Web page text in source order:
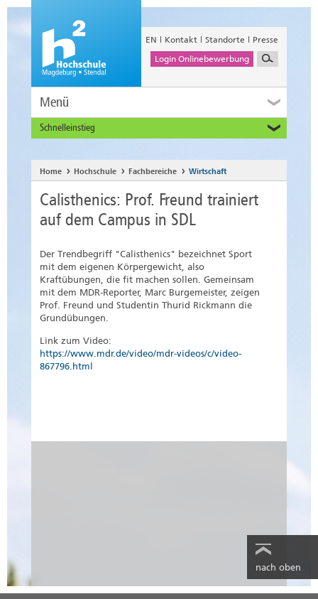
EN Kontakt Standorte
Presse
Login Onlinebewerbung
Menü
Schnelleinstieg
Alumni
Unternehmen und Institutionen
Studierende
Beschäftigte
Home Hochschule Fachbereiche Wirtschaft
Calisthenics: Prof. Freund trainiert
auf dem Campus in SDL
Der Trendbegriff "Calisthenics" bezeichnet Sport
mit dem eigenen Körpergewicht, also
Kraftübungen, die fit machen sollen. Gemeinsam
mit dem MDR-Reporter, Marc Burgemeister, zeigen
Prof. Freund und Studentin Thurid Rickmann die
Grundübungen.
Link zum Video:
https://www.mdr.de/video/mdr-videos/c/video-
867796.html
nach oben